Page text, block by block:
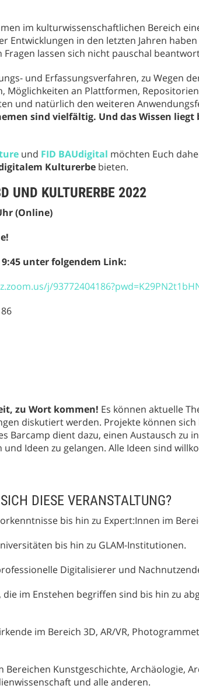
im kulturwissenschaftlichen Bereich
Entwicklungen in den letzten Jahren
lassen sich nicht pauschal
und Erfassungsverfahren, zu Wegen
Möglichkeiten an Plattformen,
und natürlich den weiteren
sind vielfältig. Und das Wissen
und FID BAUdigital möchten Euch
Kulturerbe bieten.
UND KULTURERBE 2022
(Online)
unter folgendem Link:
j/
zu Wort kommen! Es können aktuelle
diskutiert werden. Projekte können
Barcamp dient dazu, einen Austausch zu
Ideen zu gelangen. Alle Ideen sind
DIESE VERANSTALTUNG?
bis hin zu Expert:Innen im
bis hin zu GLAM-Institutionen.
Digitalisierer und
im Enstehen begriffen sind bis hin zu
im Bereich 3D, AR/VR,
Bereichen Kunstgeschichte, Archäologie,
und alle anderen.